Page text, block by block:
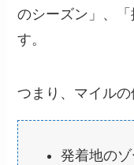
のシーズン」、
す。
つまり、マイルの
発着地の